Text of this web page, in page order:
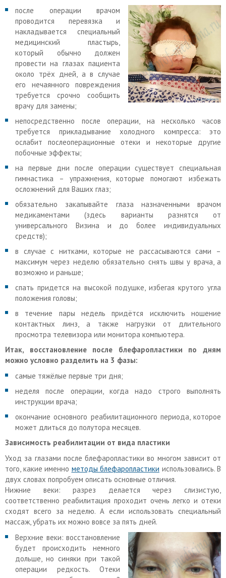
после операции врачом
проводится перевязка и
накладывается специальный
медицинский пластырь,
который обычно должен
провести на глазах пациента
около трёх дней, а в случае
его нечаянного повреждения
требуется срочно сообщить
врачу для замены;
непосредственно после операции, на несколько часов
требуется прикладывание холодного компресса: это
ослабит послеоперационные отеки и некоторые другие
побочные эффекты;
на первые дни после операции существует специальная
гимнастика – упражнения, которые помогают избежать
осложнений для Ваших глаз;
обязательно закапывайте глаза назначенными врачом
медикаментами (здесь варианты разнятся от
универсального Визина и до более индивидуальных
средств);
в случае с нитками, которые не рассасываются сами –
максимум через неделю обязательно снять швы у врача, а
возможно и раньше;
спать придется на высокой подушке, избегая крутого угла
положения головы;
в течение пары недель придётся исключить ношение
контактных линз, а также нагрузки от длительного
просмотра телевизора или монитора компьютера.
Итак, восстановление после блефаропластики по дням
можно условно разделить на 3 фазы:
самые тяжёлые первые три дня;
неделя после операции, когда надо строго выполнять
инструкции врача;
окончание основного реабилитационного периода, которое
может длиться до полутора месяцев.
Зависимость реабилитации от вида пластики
Уход за глазами после блефаропластики во многом зависит от
того, какие именно методы блефаропластики использовались. В
двух словах попробуем описать основные отличия.
Нижние веки: разрез делается через слизистую,
соответственно реабилитация проходит очень легко и отеки
сходят всего за неделю. А если использовать специальный
массаж, убрать их можно вовсе за пять дней.
Верхние веки: восстановление
будет происходить немного
дольше, но синяки при такой
операции редкость. Отеки